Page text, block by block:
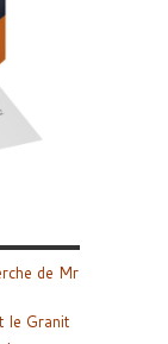
de Mr
le Granit